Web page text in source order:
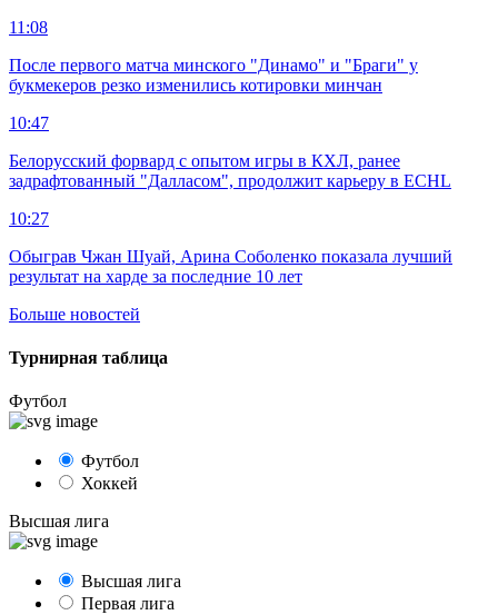
11:08
После первого матча минского "Динамо" и "Браги" у
букмекеров резко изменились котировки минчан
10:47
Белорусский форвард с опытом игры в КХЛ, ранее
задрафтованный "Далласом", продолжит карьеру в ECHL
10:27
Обыграв Чжан Шуай, Арина Соболенко показала лучший
результат на харде за последние 10 лет
Больше новостей
Турнирная таблица
Футбол
Футбол
Хоккей
Высшая лига
Высшая лига
Первая лига